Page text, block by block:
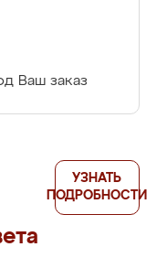
Ваш заказ
УЗНАТЬ
ПОДРОБНОСТИ